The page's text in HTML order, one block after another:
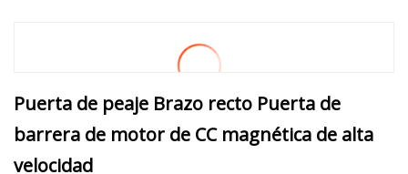
Puerta de peaje Brazo recto Puerta de
barrera de motor de CC magnética de alta
velocidad